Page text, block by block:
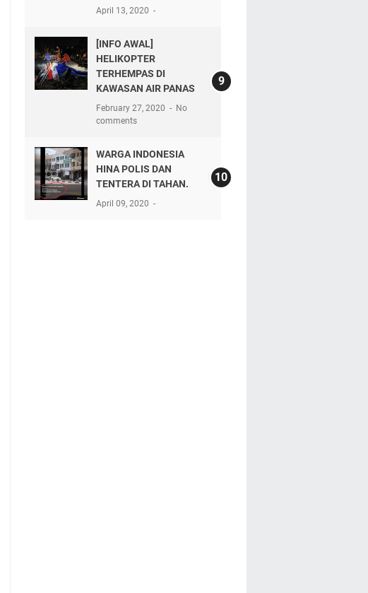
April 13, 2020
[INFO AWAL]
HELIKOPTER
TERHEMPAS DI
KAWASAN AIR PANAS
February 27, 2020
No
comments
WARGA INDONESIA
HINA POLIS DAN
TENTERA DI TAHAN.
April 09, 2020